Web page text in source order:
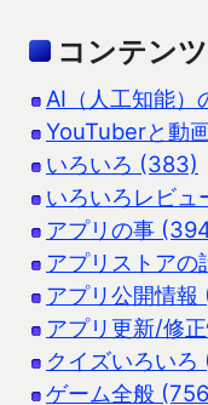
コンテン
AI（人工知能）
YouTuberと動
いろいろ (383)
いろいろレビュ
アプリの事
アプリストアの
アプリ公開情報
アプリ更新/修
クイズいろいろ
ゲーム全般